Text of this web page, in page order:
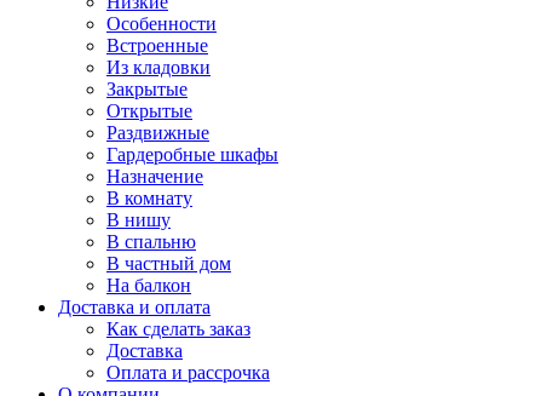
Особенности
Встроенные
Из кладовки
Закрытые
Открытые
Раздвижные
Гардеробные шкафы
Назначение
В комнату
В нишу
В спальню
В частный дом
На балкон
Доставка и оплата
Как сделать заказ
Доставка
Оплата и рассрочка